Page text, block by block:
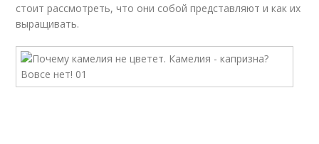
стоит рассмотреть, что они собой представляют и как их
выращивать.